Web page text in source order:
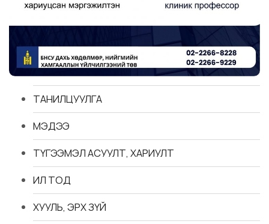
ТАНИЛЦУУЛГА
МЭДЭЭ
ТҮГЭЭМЭЛ АСУУЛТ, ХАРИУЛТ
ИЛ ТОД
ХУУЛЬ, ЭРХ ЗҮЙ